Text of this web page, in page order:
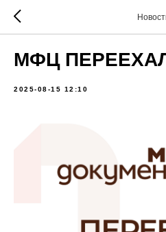
МФЦ
2025-08-15 12:10